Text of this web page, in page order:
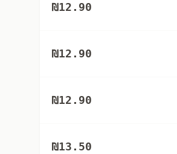
₪12.90
₪12.90
₪12.90
₪13.50